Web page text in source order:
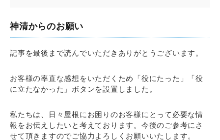
神清からのお願い
記事を最後まで読んでいただきありがとうございます。
お客様の率直な感想をいただくため「役にたった」「役
に立たなかった」ボタンを設置しました。
私たちは、日々屋根にお困りのお客様にとって必要な情
報をお伝えしたいと考えております。今後のご参考にさ
せて頂きますのでご協力よろしくお願いいたします。